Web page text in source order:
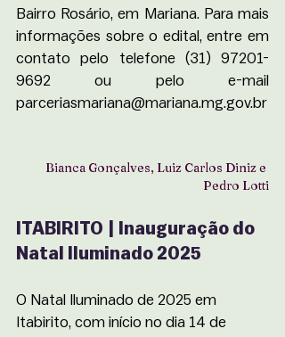
Bairro Rosário, em Mariana. Para mais
informações sobre o edital, entre em
contato pelo telefone (31) 97201-
parceriasmariana@mariana.mg.gov.br
Bianca Gonçalves, Luiz Carlos Diniz e
Pedro Lotti
ITABIRITO | Inauguração do
Natal Iluminado 2025
O Natal Iluminado de 2025 em
Itabirito, com início no dia 14 de